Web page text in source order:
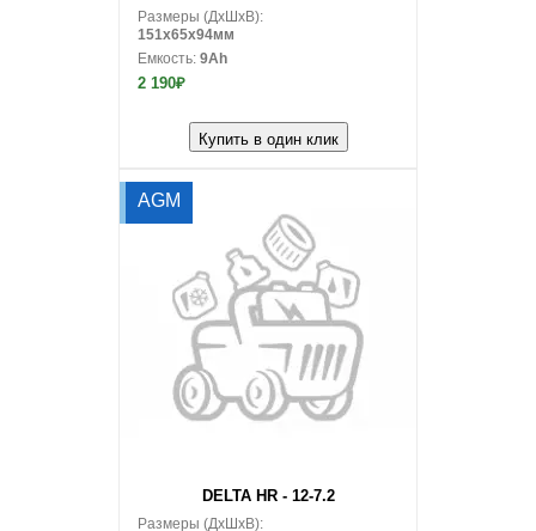
Размеры (ДxШxВ):
151x65x94мм
Емкость: 9Ah
2 190₽
Купить в один клик
AGM
DELTA HR - 12-7.2
Размеры (ДxШxВ):